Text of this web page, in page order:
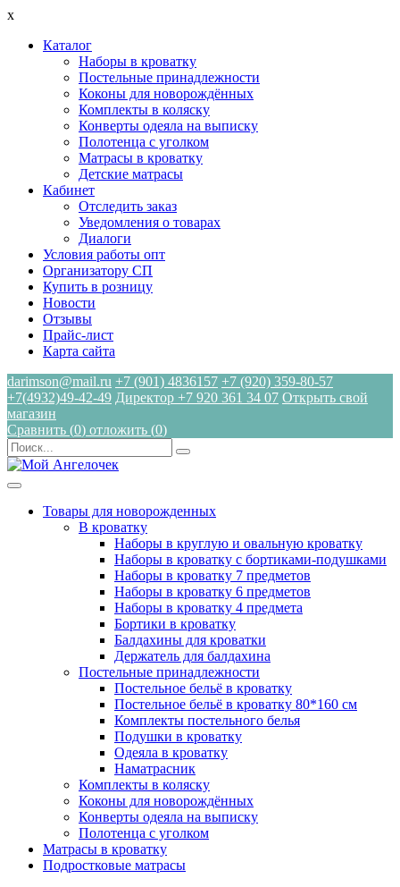
x
Каталог
Наборы в кроватку
Постельные принадлежности
Коконы для новорождённых
Комплекты в коляску
Конверты одеяла на выписку
Полотенца с уголком
Матрасы в кроватку
Детские матрасы
Кабинет
Отследить заказ
Уведомления о товарах
Диалоги
Условия работы опт
Организатору СП
Купить в розницу
Новости
Отзывы
Прайс-лист
Карта сайта
darimson@mail.ru +7 (901) 4836157 +7 (920) 359-80-57
+7(4932)49-42-49 Директор +7 920 361 34 07 Открыть свой
магазин
Сравнить (0) отложить (0)
Товары для новорожденных
В кроватку
Наборы в круглую и овальную кроватку
Наборы в кроватку с бортиками-подушками
Наборы в кроватку 7 предметов
Наборы в кроватку 6 предметов
Наборы в кроватку 4 предмета
Бортики в кроватку
Балдахины для кроватки
Держатель для балдахина
Постельные принадлежности
Постельное бельё в кроватку
Постельное бельё в кроватку 80*160 см
Комплекты постельного белья
Подушки в кроватку
Одеяла в кроватку
Наматрасник
Комплекты в коляску
Коконы для новорождённых
Конверты одеяла на выписку
Полотенца с уголком
Матрасы в кроватку
Подростковые матрасы